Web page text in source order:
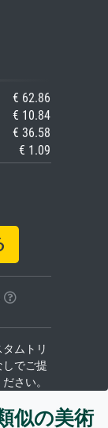
€ 62.86
€ 10.84
€ 36.58
€ 1.09
ムトリ
でご提
さい。
似の美術